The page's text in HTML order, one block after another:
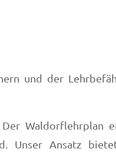
und der
Waldorflehrplan
Unser Ansatz